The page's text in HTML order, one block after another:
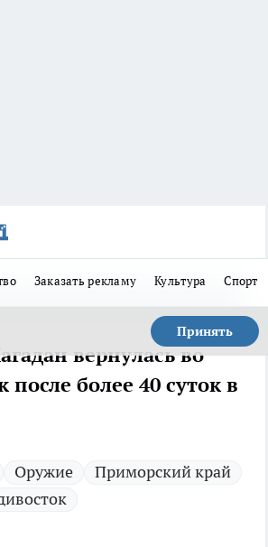
Заказать рекламу Культура Спорт
Принять
вернулась во
после более 40 суток в
Оружие
Приморский край